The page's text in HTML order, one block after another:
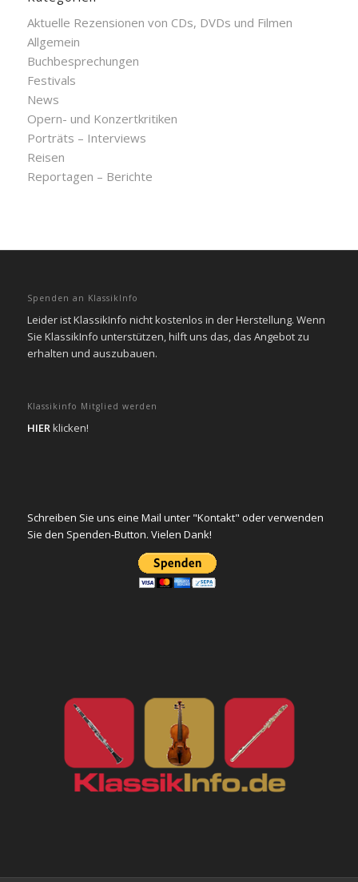
Aktuelle Rezensionen von CDs, DVDs und Filmen
Allgemein
Buchbesprechungen
Festivals
News
Opern- und Konzertkritiken
Porträts – Interviews
Reisen
Reportagen – Berichte
Spenden an KlassikInfo
Leider ist KlassikInfo nicht kostenlos in der Herstellung. Wenn
Sie KlassikInfo unterstützen, hilft uns das, das Angebot zu
erhalten und auszubauen.
Klassikinfo Mitglied werden
HIERklicken!
Schreiben Sie uns eine Mail unter "Kontakt" oder verwenden
Sie den Spenden-Button. Vielen Dank!